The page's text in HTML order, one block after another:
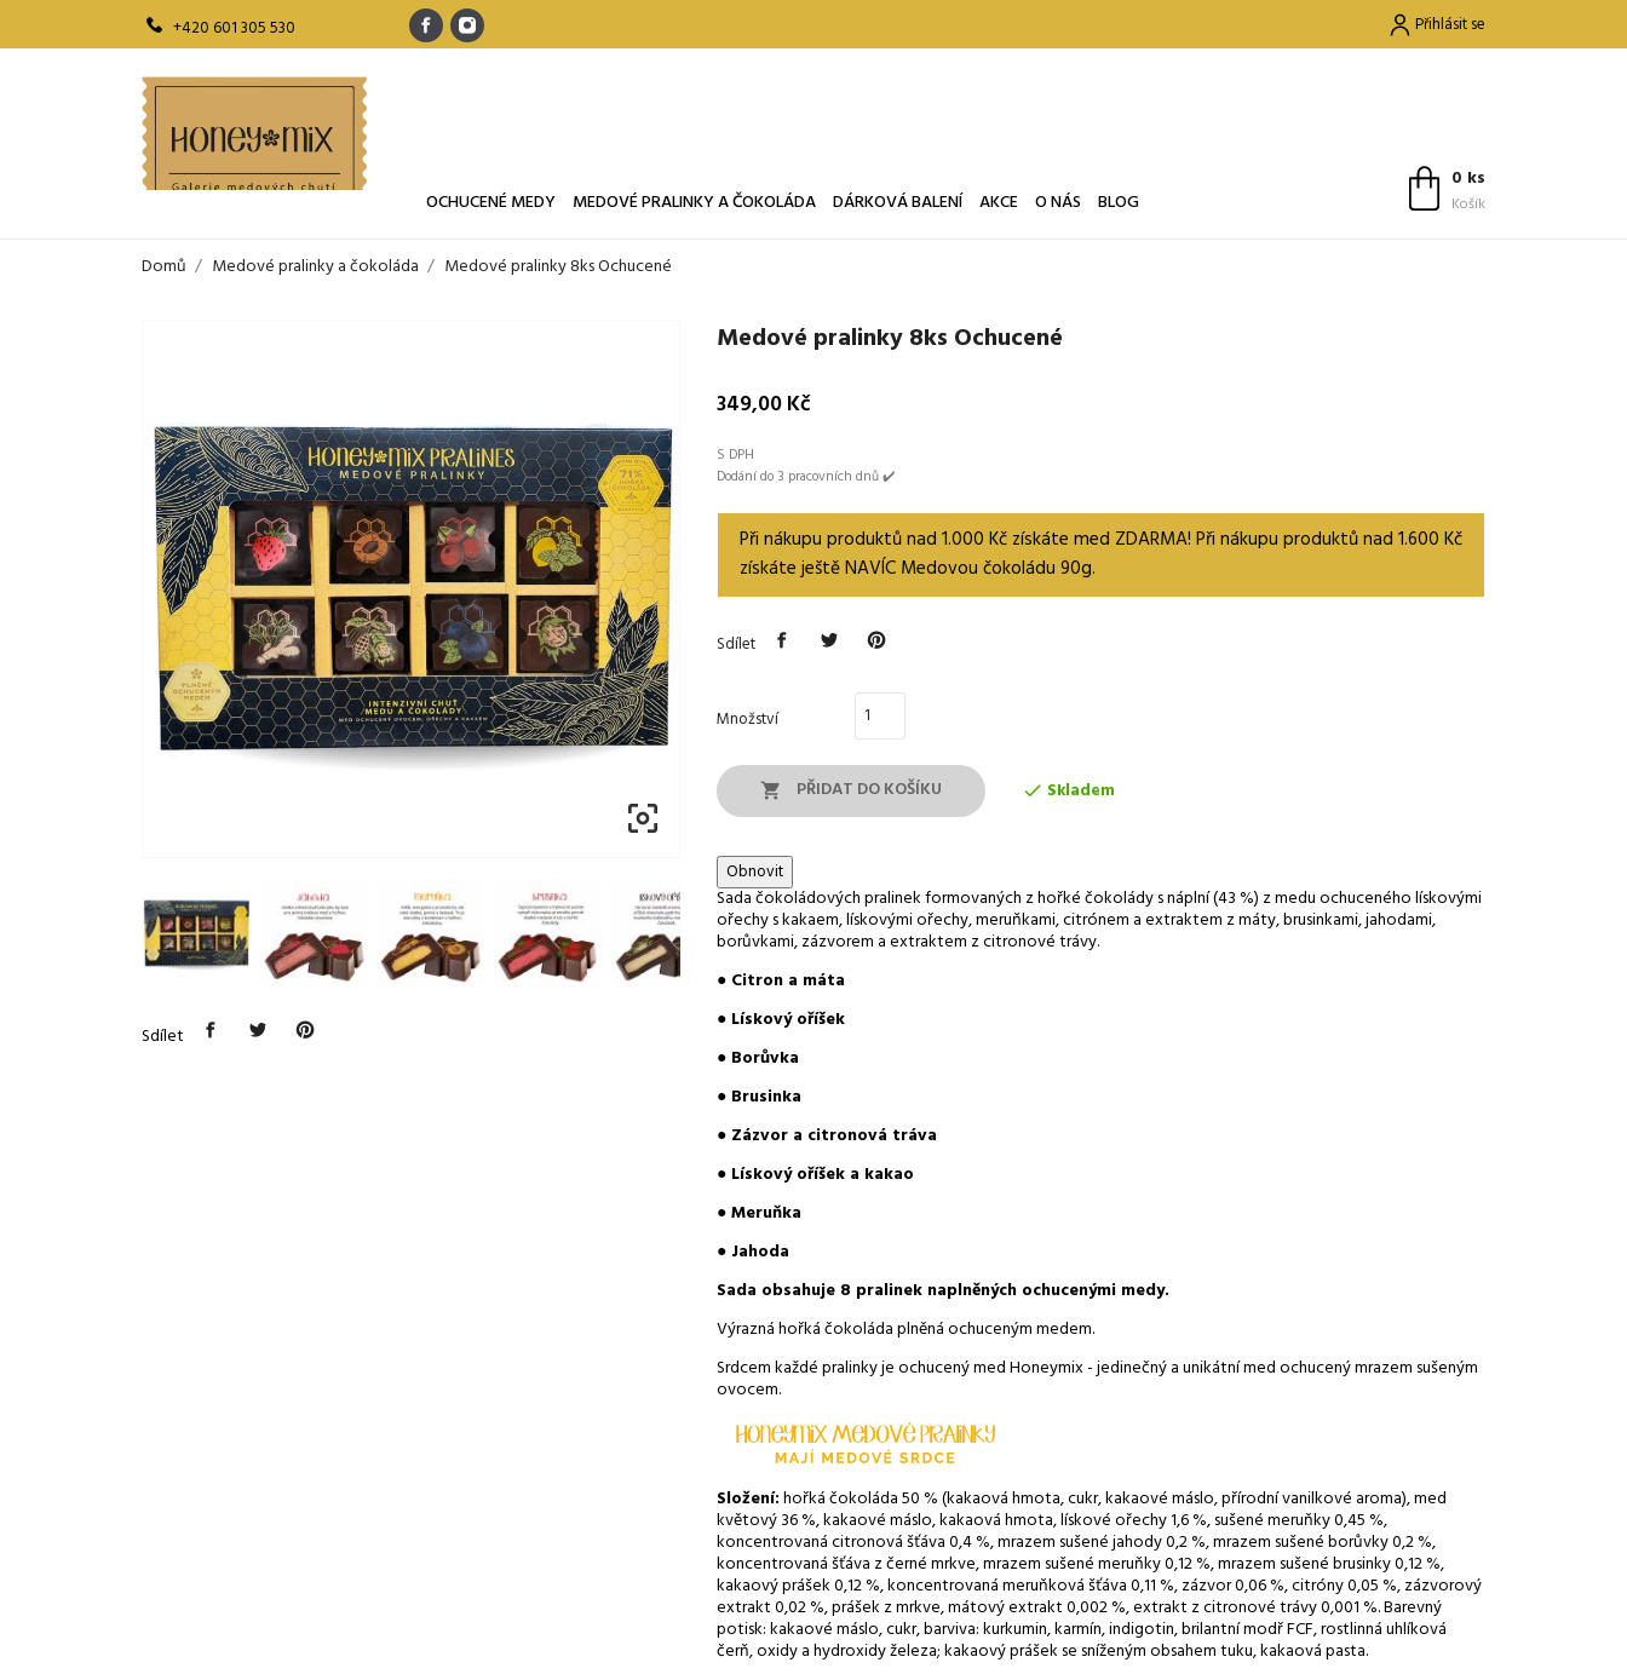
+420 601 305 530 Přihlásit se
OCHUCENÉ MEDY MEDOVÉ PRALINKY A ČOKOLÁDA DÁRKOVÁ BALENÍ AKCE O NÁS BLOG
0 ks
Košík
Domů Medové pralinky a čokoláda Medové pralinky 8ks Ochucené

Sdílet
Medové pralinky 8ks Ochucené
349,00 Kč
S DPH
Dodání do 3 pracovních dnů ✔️
Při nákupu produktů nad 1.000 Kč získáte med ZDARMA! Při nákupu produktů nad 1.600 Kč
získáte ještě NAVÍC Medovou čokoládu 90g.
Sdílet
Množství
 PŘIDAT DO KOŠÍKU  Skladem
Sada čokoládových pralinek formovaných z hořké čokolády s náplní (43 %) z medu ochuceného lískovými
ořechy s kakaem, lískovými ořechy, meruňkami, citrónem a extraktem z máty, brusinkami, jahodami,
borůvkami, zázvorem a extraktem z citronové trávy.
● Citron a máta
● Lískový oříšek
● Borůvka
● Brusinka
● Zázvor a citronová tráva
● Lískový oříšek a kakao
●Meruňka
● Jahoda
Sada obsahuje 8 pralinek naplněných ochucenými medy.
Výrazná hořká čokoláda plněná ochuceným medem.
Srdcem každé pralinky je ochucený med Honeymix - jedinečný a unikátní med ochucený mrazem sušeným
ovocem.
Složení:hořká čokoláda 50 % (kakaová hmota, cukr, kakaové máslo, přírodní vanilkové aroma), med
květový 36 %, kakaové máslo, kakaová hmota, lískové ořechy 1,6 %, sušené meruňky 0,45 %,
koncentrovaná citronová šťáva 0,4 %, mrazem sušené jahody 0,2 %, mrazem sušené borůvky 0,2 %,
koncentrovaná šťáva z černé mrkve, mrazem sušené meruňky 0,12 %, mrazem sušené brusinky 0,12 %,
kakaový prášek 0,12 %, koncentrovaná meruňková šťáva 0,11 %, zázvor 0,06 %, citróny 0,05 %, zázvorový
extrakt 0,02 %, prášek z mrkve, mátový extrakt 0,002 %, extrakt z citronové trávy 0,001 %. Barevný
potisk: kakaové máslo, cukr, barviva: kurkumin, karmín, indigotin, brilantní modř FCF, rostlinná uhlíková
čerň, oxidy a hydroxidy železa; kakaový prášek se sníženým obsahem tuku, kakaová pasta.